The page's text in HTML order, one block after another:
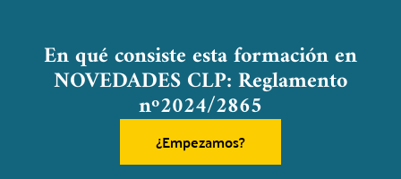
En qué consiste esta formación en
NOVEDADES CLP: Reglamento
nº2024/2865
¿Empezamos?